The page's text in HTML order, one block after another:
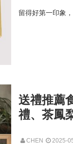
留得好第一印象
送禮推薦
禮、茶鳳
CHEN 2025-